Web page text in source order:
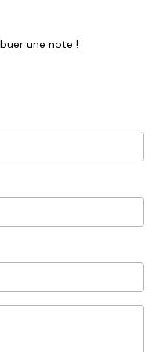
une note !